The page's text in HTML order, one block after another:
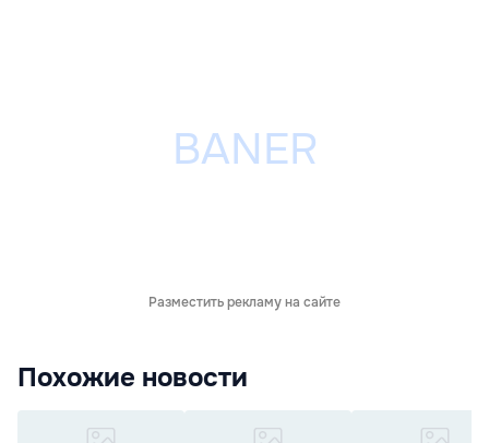
Разместить рекламу на сайте
Похожие новости